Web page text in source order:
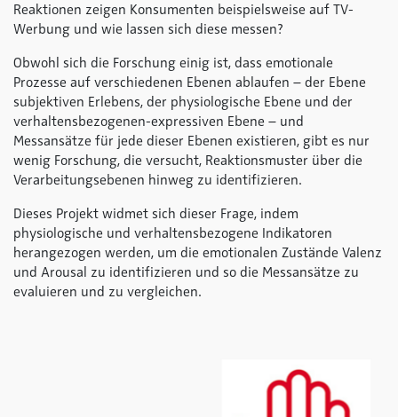
Reaktionen zeigen Konsumenten beispielsweise auf TV-
Werbung und wie lassen sich diese messen?
Obwohl sich die Forschung einig ist, dass emotionale
Prozesse auf verschiedenen Ebenen ablaufen – der Ebene
subjektiven Erlebens, der physiologische Ebene und der
verhaltensbezogenen-expressiven Ebene – und
Messansätze für jede dieser Ebenen existieren, gibt es nur
wenig Forschung, die versucht, Reaktionsmuster über die
Verarbeitungsebenen hinweg zu identifizieren.
Dieses Projekt widmet sich dieser Frage, indem
physiologische und verhaltensbezogene Indikatoren
herangezogen werden, um die emotionalen Zustände Valenz
und Arousal zu identifizieren und so die Messansätze zu
evaluieren und zu vergleichen.